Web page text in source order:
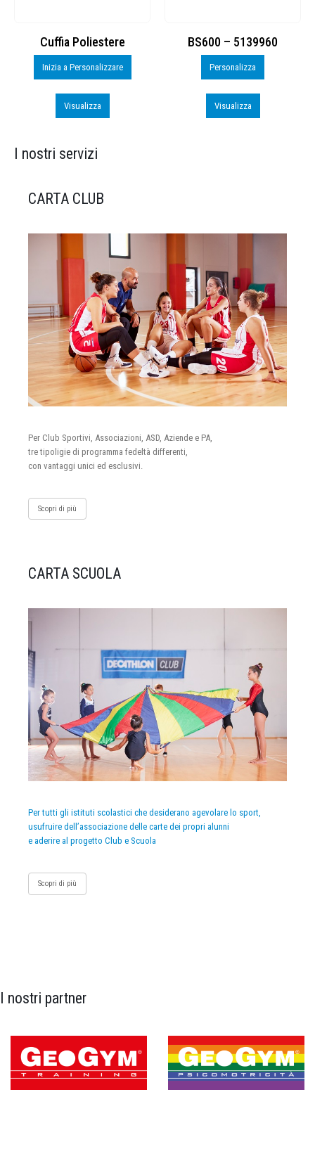
Cuffia Poliestere
Inizia a Personalizzare
Visualizza
BS600 – 5139960
Personalizza
Visualizza
I nostri servizi
CARTA CLUB
Per Club Sportivi, Associazioni, ASD, Aziende e PA,
tre tipoligie di programma fedeltà differenti,
con vantaggi unici ed esclusivi.
Scopri di più
CARTA SCUOLA
Per tutti gli istituti scolastici che desiderano agevolare lo sport,
usufruire dell’associazione delle carte dei propri alunni
e aderire al progetto Club e Scuola
Scopri di più
I nostri partner